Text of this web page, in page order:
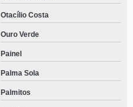
Otacílio Costa
Ouro Verde
Painel
Palma Sola
Palmitos